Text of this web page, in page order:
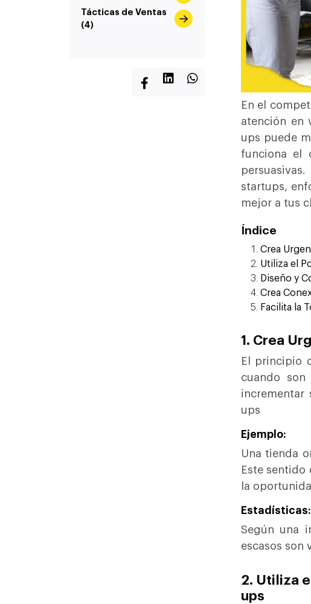
Tácticas de Ventas
(4)
En el
atención en
ups puede
funciona el
startups,
mejor a tus
Índice
Crea
Utiliza el
Diseño y
Crea
Facilita la
1. Crea
El principio
cuando
incrementar
ups
Ejemplo:
Una tienda
Este
la
Estadísticas:
Según una
escasos son
2. Utiliza
ups